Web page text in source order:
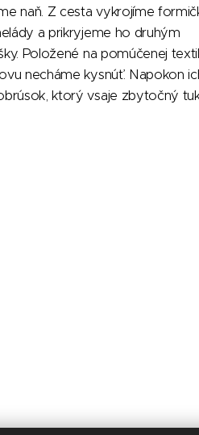
naň. Z cesta vykrojíme
a prikryjeme ho druhým
Položené na pomúčenej
necháme kysnúť. Napokon
ktorý vsaje zbytočný